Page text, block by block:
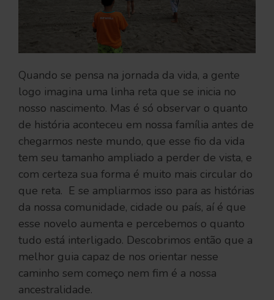
Quando se pensa na jornada da vida, a gente
logo imagina uma linha reta que se inicia no
nosso nascimento. Mas é só observar o quanto
de história aconteceu em nossa família antes de
chegarmos neste mundo, que esse fio da vida
tem seu tamanho ampliado a perder de vista, e
com certeza sua forma é muito mais circular do
que reta. E se ampliarmos isso para as histórias
da nossa comunidade, cidade ou país, aí é que
esse novelo aumenta e percebemos o quanto
tudo está interligado. Descobrimos então que a
melhor guia capaz de nos orientar nesse
caminho sem começo nem fim é a nossa
ancestralidade.